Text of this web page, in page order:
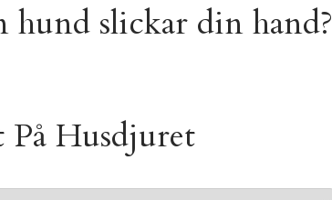
hund slickar din hand?
Husdjuret